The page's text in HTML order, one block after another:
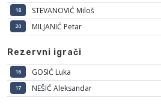
18 STEVANOVIĆ Miloš
20 MILJANIĆ Petar
Rezervni igrači
16 GOSIĆ Luka
17 NEŠIĆ Aleksandar